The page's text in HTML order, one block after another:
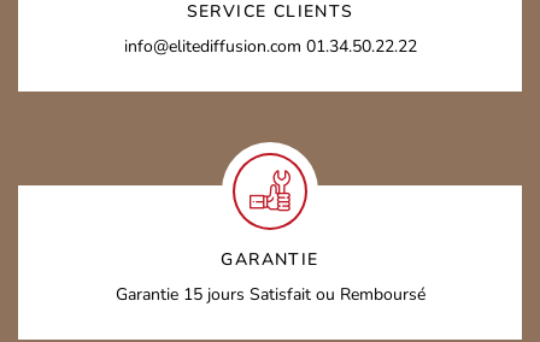
SERVICE CLIENTS
info@elitediffusion.com 01.34.50.22.22
GARANTIE
Garantie 15 jours Satisfait ou Remboursé